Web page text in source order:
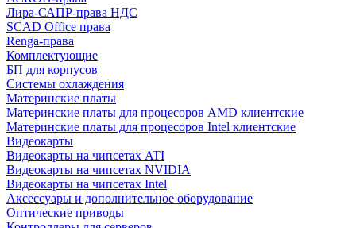
Лира-САПР-права НДС
SCAD Office права
Renga-права
Комплектующие
БП для корпусов
Системы охлаждения
Материнские платы
Материнские платы для процесоров AMD клиентские
Материнские платы для процесоров Intel клиентские
Видеокарты
Видеокарты на чипсетах ATI
Видеокарты на чипсетах NVIDIA
Видеокарты на чипсетах Intel
Аксессуары и дополнительное оборудование
Оптические приводы